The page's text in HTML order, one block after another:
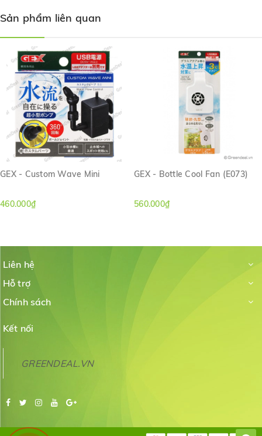
Sản phẩm liên quan
GEX - Custom Wave Mini
460.000₫
GEX - Bottle Cool Fan (E073)
560.000₫
Liên hệ
Hỗ trợ
Chính sách
Kết nối
GREENDEAL.VN